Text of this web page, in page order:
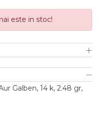
este in stoc!
Galben, 14 k, 2.48 gr,